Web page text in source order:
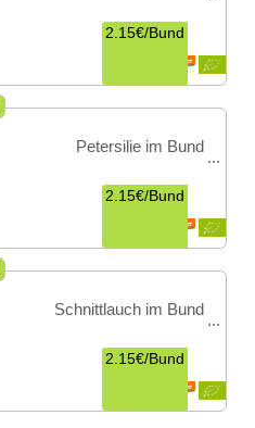
2.15€/Bund
Petersilie im Bund
2.15€/Bund
Schnittlauch im Bund
2.15€/Bund